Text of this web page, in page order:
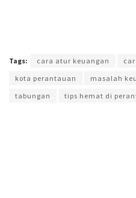
Tags: cara atur keuangan
kota perantauan
masalah
tabungan
tips hemat di